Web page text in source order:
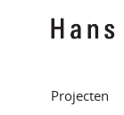
Projecten